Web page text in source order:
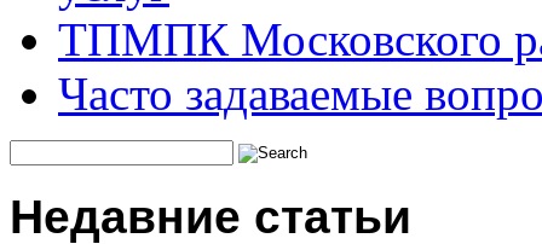
ТПМПК Московского
Часто задаваемые
Недавние статьи